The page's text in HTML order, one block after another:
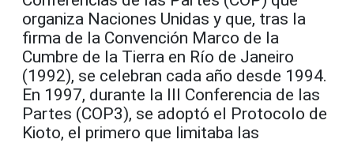
organiza Naciones Unidas y que, tras la
firma de la Convención Marco de la
Cumbre de la Tierra en Río de Janeiro
(1992), se celebran cada año desde 1994.
En 1997, durante la III Conferencia de las
Partes (COP3), se adoptó el Protocolo de
Kioto, el primero que limitaba las